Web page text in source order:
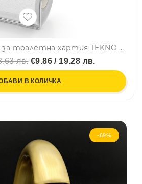
Двойна поставка за тоалетна хартия TEKNO TEL TR DM 282, 14х14х30 см, Вакуум, Хром
лв.€9.86 / 19.28 лв.
В КОЛИЧКА
-69%